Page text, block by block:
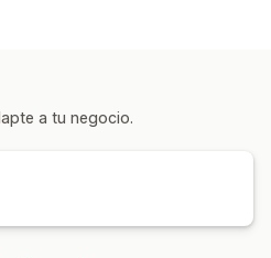
a tu negocio.